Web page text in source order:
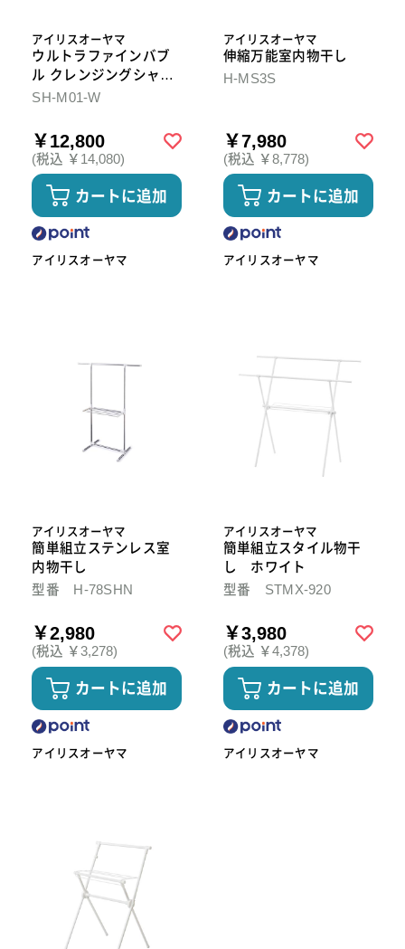
アイリスオーヤマ
ウルトラファインバブ
ル クレンジングシャワ
ーヘッド
SH-M01-W
￥12,800
(税込 ￥14,080)
カートに追加
アイリスオーヤマ
アイリスオーヤマ
伸縮万能室内物干し
H-MS3S
￥7,980
(税込 ￥8,778)
カートに追加
アイリスオーヤマ
アイリスオーヤマ
簡単組立ステンレス室
内物干し
型番 H-78SHN
￥2,980
(税込 ￥3,278)
カートに追加
アイリスオーヤマ
アイリスオーヤマ
簡単組立スタイル物干
し ホワイト
型番 STMX-920
￥3,980
(税込 ￥4,378)
カートに追加
アイリスオーヤマ